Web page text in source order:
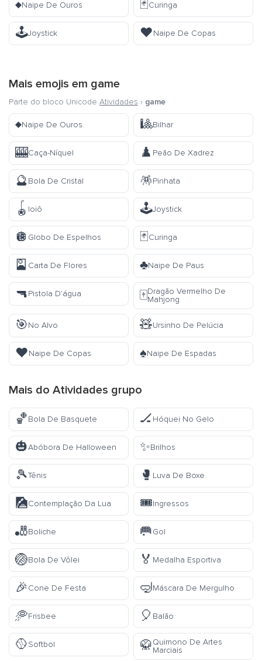
♦️Naipe De Ouros 🃏Curinga
🕹️Joystick ♥️Naipe De Copas
Mais emojis em game
Parte do bloco Unicode Atividades › game
♦️Naipe De Ouros 🎱Bilhar
🎰Caça-Níquel ♟️ Peão De Xadrez
🔮Bola De Cristal 🪅Pinhata
🪀 Ioiô 🕹️Joystick
🪩 Globo De Espelhos 🃏Curinga
🎴 Carta De Flores ♣️Naipe De Paus
🔫Pistola D’água 🀄Dragão Vermelho De
Mahjong
🎯No Alvo 🧸Ursinho De Pelúcia
♥️Naipe De Copas ♠️Naipe De Espadas
Mais do Atividades grupo
🏀Bola De Basquete 🏒Hóquei No Gelo
🎃Abóbora De Halloween ✨Brilhos
🎾Tênis 🥊 Luva De Boxe
🎑Contemplação Da Lua 🎟️Ingressos
🎳Boliche 🥅Gol
🏐Bola De Vôlei 🏅 Medalha Esportiva
🎉Cone De Festa 🤿Máscara De Mergulho
🥏Frisbee 🎈 Balão
🥎Softbol 🥋Quimono De Artes
Marciais